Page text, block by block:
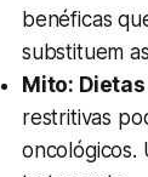
benéficas
substituem
Mito:
restritivas
oncológicos.